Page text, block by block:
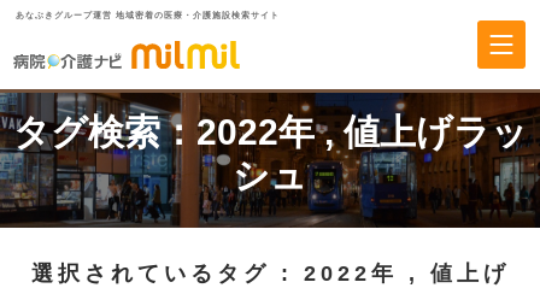
あなぶきグループ運営 地域密着の医療・介護施設検索サイト
タグ検索： 2022年,値上げラッ
シュ
選択されているタグ : 2022年 , 値上げ